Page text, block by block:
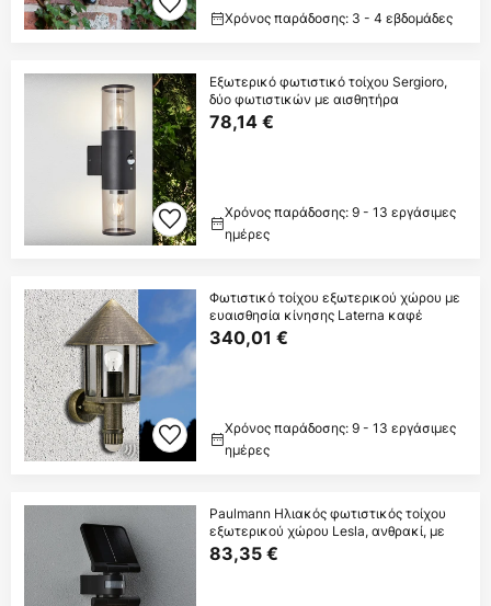
Χρόνος παράδοσης: 3 - 4 εβδομάδες
Εξωτερικό φωτιστικό τοίχου Sergioro,
δύο φωτιστικών με αισθητήρα
78,14 €
Χρόνος παράδοσης: 9 - 13 εργάσιμες
ημέρες
Φωτιστικό τοίχου εξωτερικού χώρου με
ευαισθησία κίνησης Laterna καφέ
340,01 €
Χρόνος παράδοσης: 9 - 13 εργάσιμες
ημέρες
Paulmann Ηλιακός φωτιστικός τοίχου
εξωτερικού χώρου Lesla, ανθρακί, με
83,35 €